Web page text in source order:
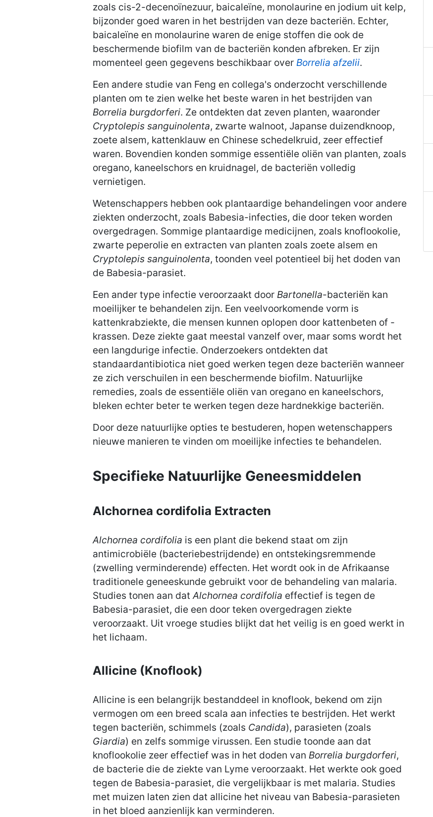
zoals cis-2-decenoïnezuur, baicaleïne, monolaurine en jodium uit kelp,
bijzonder goed waren in het bestrijden van deze bacteriën. Echter,
baicaleïne en monolaurine waren de enige stoffen die ook de
beschermende biofilm van de bacteriën konden afbreken. Er zijn
momenteel geen gegevens beschikbaar over Borrelia afzelii.
Een andere studie van Feng en collega's onderzocht verschillende
planten om te zien welke het beste waren in het bestrijden van
Borrelia burgdorferi. Ze ontdekten dat zeven planten, waaronder
Cryptolepis sanguinolenta, zwarte walnoot, Japanse duizendknoop,
zoete alsem, kattenklauw en Chinese schedelkruid, zeer effectief
waren. Bovendien konden sommige essentiële oliën van planten, zoals
oregano, kaneelschors en kruidnagel, de bacteriën volledig
vernietigen.
Wetenschappers hebben ook plantaardige behandelingen voor andere
ziekten onderzocht, zoals Babesia-infecties, die door teken worden
overgedragen. Sommige plantaardige medicijnen, zoals knoflookolie,
zwarte peperolie en extracten van planten zoals zoete alsem en
Cryptolepis sanguinolenta, toonden veel potentieel bij het doden van
de Babesia-parasiet.
Een ander type infectie veroorzaakt door Bartonella-bacteriën kan
moeilijker te behandelen zijn. Een veelvoorkomende vorm is
kattenkrabziekte, die mensen kunnen oplopen door kattenbeten of -
krassen. Deze ziekte gaat meestal vanzelf over, maar soms wordt het
een langdurige infectie. Onderzoekers ontdekten dat
standaardantibiotica niet goed werken tegen deze bacteriën wanneer
ze zich verschuilen in een beschermende biofilm. Natuurlijke
remedies, zoals de essentiële oliën van oregano en kaneelschors,
bleken echter beter te werken tegen deze hardnekkige bacteriën.
Door deze natuurlijke opties te bestuderen, hopen wetenschappers
nieuwe manieren te vinden om moeilijke infecties te behandelen.
Specifieke Natuurlijke Geneesmiddelen
Alchornea cordifolia Extracten
Alchornea cordifolia is een plant die bekend staat om zijn
antimicrobiële (bacteriebestrijdende) en ontstekingsremmende
(zwelling verminderende) effecten. Het wordt ook in de Afrikaanse
traditionele geneeskunde gebruikt voor de behandeling van malaria.
Studies tonen aan dat Alchornea cordifolia effectief is tegen de
Babesia-parasiet, die een door teken overgedragen ziekte
veroorzaakt. Uit vroege studies blijkt dat het veilig is en goed werkt in
het lichaam.
Allicine (Knoflook)
Allicine is een belangrijk bestanddeel in knoflook, bekend om zijn
vermogen om een breed scala aan infecties te bestrijden. Het werkt
tegen bacteriën, schimmels (zoals Candida), parasieten (zoals
Giardia) en zelfs sommige virussen. Een studie toonde aan dat
knoflookolie zeer effectief was in het doden van Borrelia burgdorferi,
de bacterie die de ziekte van Lyme veroorzaakt. Het werkte ook goed
tegen de Babesia-parasiet, die vergelijkbaar is met malaria. Studies
met muizen laten zien dat allicine het niveau van Babesia-parasieten
in het bloed aanzienlijk kan verminderen.